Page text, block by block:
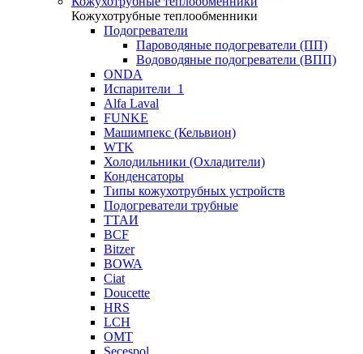
Кожухотрубные теплообменники
Подогреватели
Пароводяные подогреватели (ПП)
Водоводяные подогреватели (ВПП)
ONDA
Испарители_1
Alfa Laval
FUNKE
Машимпекс (Кельвион)
WTK
Холодильники (Охладители)
Конденсаторы
Типы кожухотрубных устройств
Подогреватели трубные
ТТАИ
BCF
Bitzer
BOWA
Ciat
Doucette
HRS
LCH
OMT
Secespol